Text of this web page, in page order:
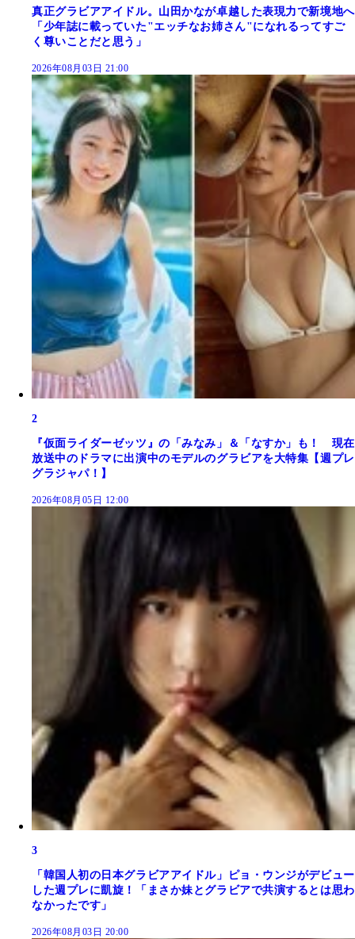
真正グラビアアイドル。山田かなが卓越した表現力で新境地へ
「少年誌に載っていた"エッチなお姉さん"になれるってすご
く尊いことだと思う」
2026年08月03日 21:00
2
『仮面ライダーゼッツ』の「みなみ」＆「なすか」も！ 現在
放送中のドラマに出演中のモデルのグラビアを大特集【週プレ
グラジャパ！】
2026年08月05日 12:00
3
「韓国人初の日本グラビアアイドル」ピョ・ウンジがデビュー
した週プレに凱旋！「まさか妹とグラビアで共演するとは思わ
なかったです」
2026年08月03日 20:00